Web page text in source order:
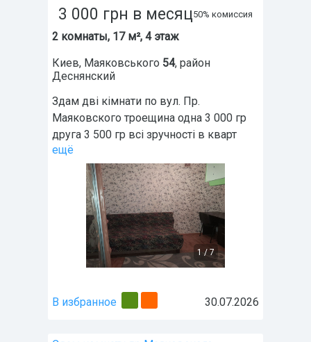
3 000 грн в месяц50% комиссия
2 комнаты, 17 м², 4 этаж
Киев, Маяковського 54, район
Деснянский
Здам дві кімнати по вул. Пр.
Маяковского троещина одна 3 000 гр
друга 3 500 гр всі зручності в кварт
ещё
1 / 7
В избранное 30.07.2026